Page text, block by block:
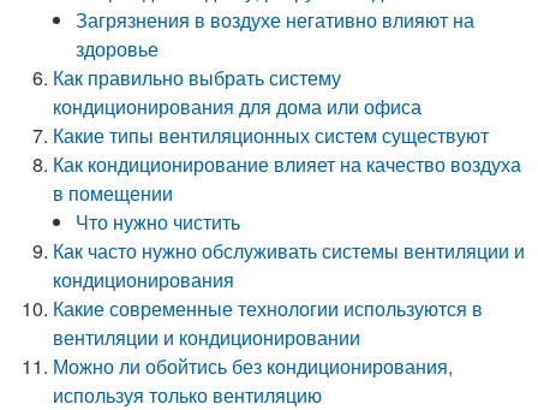
Загрязнения в воздухе негативно влияют на
здоровье
Как правильно выбрать систему
кондиционирования для дома или офиса
Какие типы вентиляционных систем существуют
Как кондиционирование влияет на качество воздуха
в помещении
Что нужно чистить
Как часто нужно обслуживать системы вентиляции и
кондиционирования
Какие современные технологии используются в
вентиляции и кондиционировании
Можно ли обойтись без кондиционирования,
используя только вентиляцию